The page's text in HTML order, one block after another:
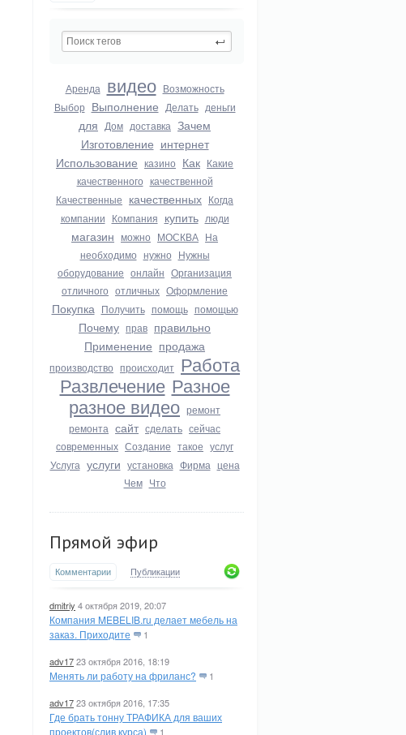
Аренда видео Возможность
Выбор Выполнение Делать деньги
для Дом доставка Зачем
Изготовление интернет
Использование казино Как Какие
качественного качественной
Качественные качественных Когда
компании Компания купить люди
магазин можно МОСКВА На
необходимо нужно Нужны
оборудование онлайн Организация
отличного отличных Оформление
Покупка Получить помощь помощью
Почему прав правильно
Применение продажа
производство происходит Работа
Развлечение Разное
разное видео ремонт
ремонта сайт сделать сейчас
современных Создание такое услуг
Услуга услуги установка Фирма цена
Чем Что
Прямой эфир
Комментарии Публикации
dmitriy 4 октября 2019, 20:07
Компания MEBELIB.ru делает мебель на
заказ. Приходите
1
adv1723 октября 2016, 18:19
Менять ли работу на фриланс? 1
adv1723 октября 2016, 17:35
Где брать тонну ТРАФИКА для ваших
проектов(слив курса)
1